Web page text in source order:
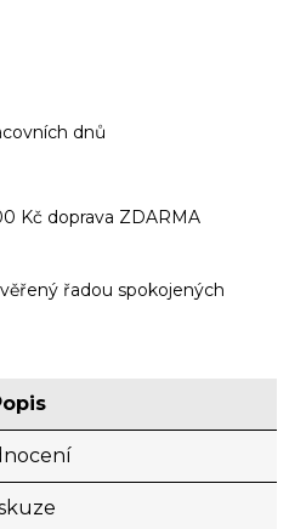
dnů
Kč doprava ZDARMA
řadou spokojených